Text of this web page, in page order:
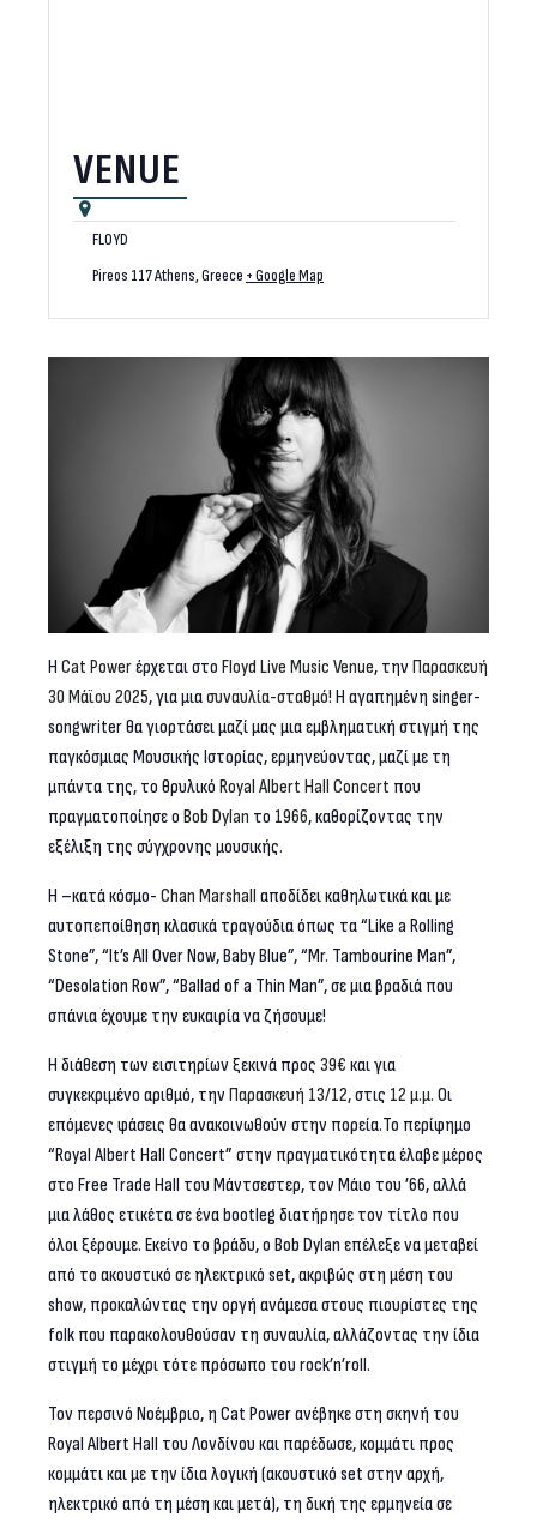
VENUE
FLOYD
Pireos 117Athens,Greece + Google Map
H Cat Powerέρχεται στο Floyd Live Music Venue, την Παρασκευή
30 Μάϊου 2025, για μιασυναυλία-σταθμό! Η αγαπημένη singer-
songwriter θα γιορτάσει μαζί μας μια εμβληματική στιγμή της
παγκόσμιας Μουσικής Ιστορίας, ερμηνεύοντας, μαζί με τη
μπάντα της, το θρυλικό Royal Albert Hall Concert που
πραγματοποίησε ο Bob Dylan το 1966, καθορίζοντας την
εξέλιξη της σύγχρονης μουσικής.
Η –κατά κόσμο- Chan Marshall αποδίδει καθηλωτικά και με
αυτοπεποίθηση κλασικά τραγούδια όπως τα “Like a Rolling
Stone”, “It’s All Over Now, Baby Blue”, “Mr. Tambourine Man”,
“Desolation Row”, “Ballad of a Thin Man”, σε μια βραδιά που
σπάνια έχουμε την ευκαιρία να ζήσουμε!
Η διάθεση των εισιτηρίων ξεκινά προς 39€ και για
συγκεκριμένο αριθμό, την Παρασκευή 13/12,στις 12 μ.μ. Οι
επόμενες φάσεις θα ανακοινωθούν στην πορεία.Το περίφημο
“Royal Albert Hall Concert” στην πραγματικότητα έλαβε μέρος
στο Free Trade Hall του Μάντσεστερ, τον Μάιο του ’66, αλλά
μια λάθος ετικέτα σε ένα bootleg διατήρησε τον τίτλο που
όλοι ξέρουμε. Εκείνο το βράδυ, o Bob Dylan επέλεξε να μεταβεί
από το ακουστικό σε ηλεκτρικό set, ακριβώς στη μέση του
show, προκαλώντας την οργή ανάμεσα στους πιουρίστες της
folk που παρακολουθούσαν τη συναυλία, αλλάζοντας την ίδια
στιγμή το μέχρι τότε πρόσωπο του rock’n’roll.
Τον περσινό Νοέμβριο, η Cat Power ανέβηκε στη σκηνή του
Royal Albert Hall του Λονδίνου και παρέδωσε, κομμάτι προς
κομμάτι και με την ίδια λογική (ακουστικό set στην αρχή,
ηλεκτρικό από τη μέση και μετά), τη δική της ερμηνεία σε